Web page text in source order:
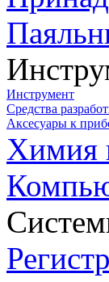
Инструмент
Средства
Аксесуары к
Химия